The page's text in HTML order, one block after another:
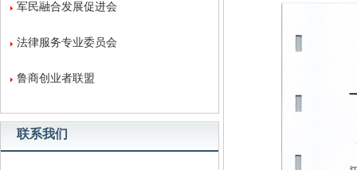
军民融合发展促进会
法律服务专业委员会
鲁商创业者联盟
联系我们